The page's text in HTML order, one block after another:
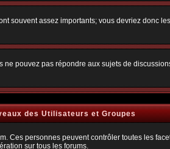
souvent assez importants; vous devriez donc
pouvez pas répondre aux sujets de
des Utilisateurs et Groupes
Ces personnes peuvent contrôler toutes les
sur tous les forums.